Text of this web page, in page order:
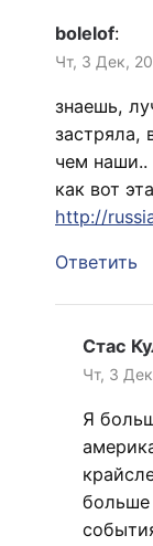
bolelof:
Чт, 3 Дек,
знаешь,
застряла,
чем наши..
как вот
http://
Ответить
Стас
Чт, 3
Я
больше